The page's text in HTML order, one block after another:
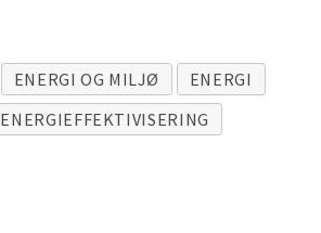
ENERGI OG MILJØ
ENERGI
ENERGIEFFEKTIVISERING